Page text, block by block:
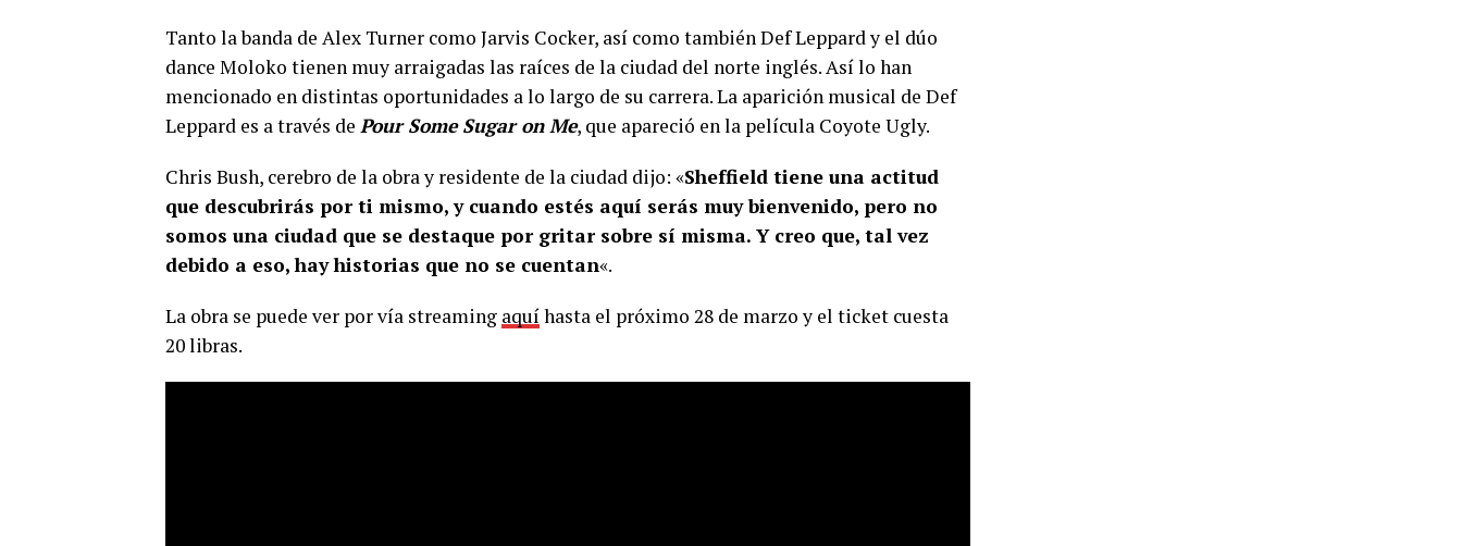
Tanto la banda de Alex Turner como Jarvis Cocker, así como también Def Leppard y el dúo
dance Moloko tienen muy arraigadas las raíces de la ciudad del norte inglés. Así lo han
mencionado en distintas oportunidades a lo largo de su carrera. La aparición musical de Def
Leppard es a través de Pour Some Sugar on Me, que apareció en la película Coyote Ugly.
Chris Bush, cerebro de la obra y residente de la ciudad dijo: «Sheffield tiene una actitud
que descubrirás por ti mismo, y cuando estés aquí serás muy bienvenido, pero no
somos una ciudad que se destaque por gritar sobre sí misma. Y creo que, tal vez
debido a eso, hay historias que no se cuentan«.
La obra se puede ver por vía streaming aquíhasta el próximo 28 de marzo y el ticket cuesta
20 libras.